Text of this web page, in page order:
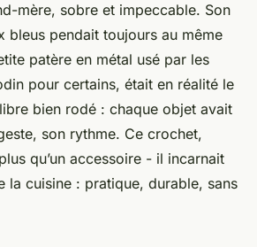
mère, sobre et impeccable. Son
bleus pendait toujours au même
patère en métal usé par les
pour certains, était en réalité le
bien rodé : chaque objet avait
son rythme. Ce crochet,
qu’un accessoire - il incarnait
la cuisine : pratique, durable, sans